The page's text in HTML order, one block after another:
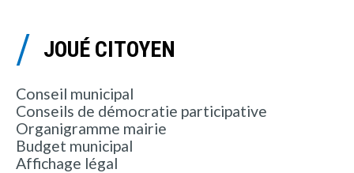
JOUÉ CITOYEN
Conseil municipal
Conseils de démocratie participative
Organigramme mairie
Budget municipal
Affichage légal